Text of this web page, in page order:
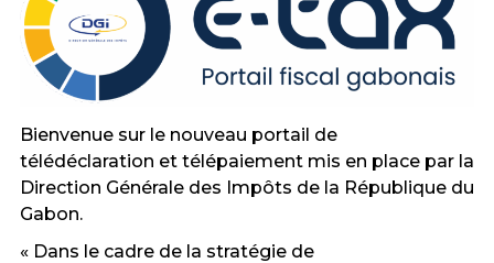
Bienvenue sur le nouveau portail de
télédéclaration et télépaiement mis en place par la
Direction Générale des Impôts de la République du
Gabon.
« Dans le cadre de la stratégie de